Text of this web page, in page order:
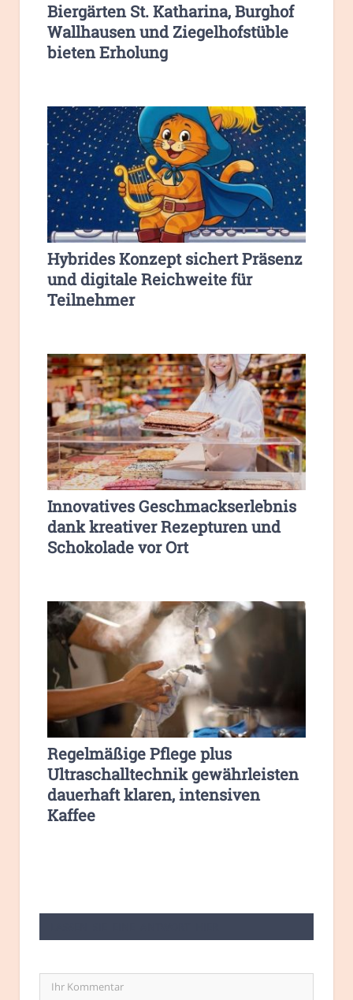
Biergärten St. Katharina, Burghof
Wallhausen und Ziegelhofstüble
bieten Erholung
Hybrides Konzept sichert Präsenz
und digitale Reichweite für
Teilnehmer
Innovatives Geschmackserlebnis
dank kreativer Rezepturen und
Schokolade vor Ort
Regelmäßige Pflege plus
Ultraschalltechnik gewährleisten
dauerhaft klaren, intensiven
Kaffee